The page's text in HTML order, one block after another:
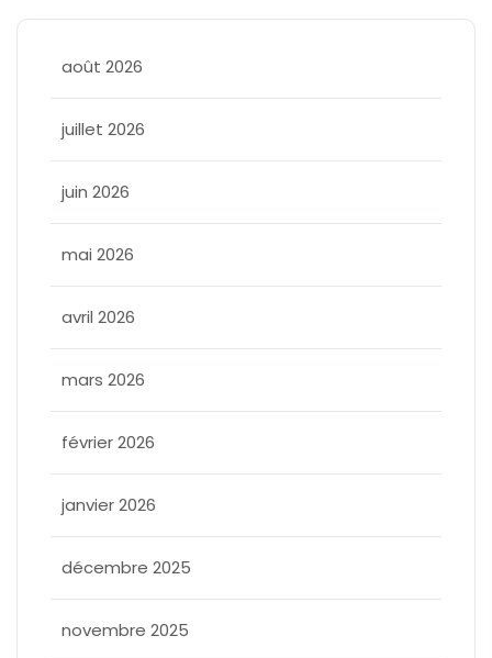
août 2026
juillet 2026
juin 2026
mai 2026
avril 2026
mars 2026
février 2026
janvier 2026
décembre 2025
novembre 2025